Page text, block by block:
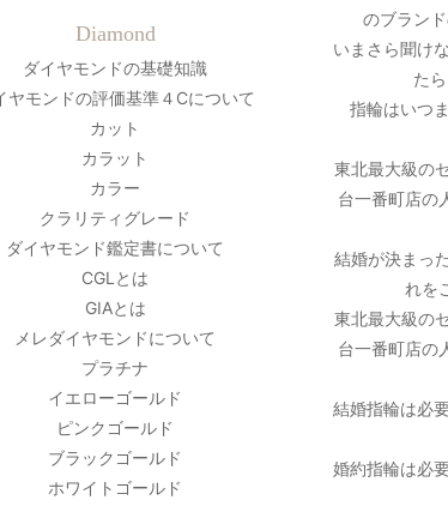
Diamond
ダイヤモンドの基礎知識
ヤモンドの評価基準４Cについて
カット
カラット
カラー
クラリティグレード
ダイヤモンド鑑定書について
CGLとは
GIAとは
メレダイヤモンドについて
プラチナ
イエローゴールド
ピンクゴールド
ブラックゴールド
ホワイトゴールド
のブラン
いまさら聞け
た
指輪はいつ
東北最大級の
台一番町店の
結婚が決まっ
れを
東北最大級の
台一番町店の
結婚指輪は必
婚約指輪は必